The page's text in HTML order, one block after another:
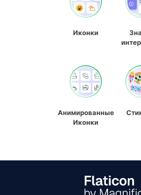
Иконки
Анимированные
Иконки